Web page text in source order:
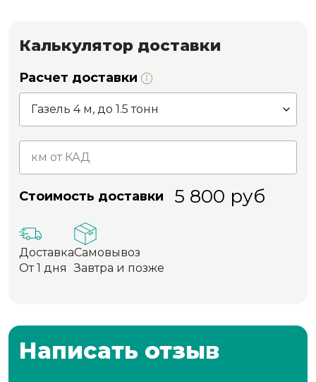
Калькулятор доставки
Расчет доставки
Стоимость доставки 5 800 руб
Доставка
От 1 дня
Самовывоз
Завтра и позже
Написать отзыв